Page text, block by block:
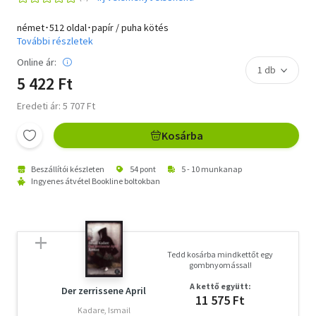
német･512 oldal･papír / puha kötés
További részletek
Online ár:
5 422 Ft
Eredeti ár: 5 707 Ft
Kosárba
Beszállítói készleten 54 pont
5 - 10 munkanap
Ingyenes átvétel Bookline boltokban
Der zerrissene April
Kadare, Ismail
Tedd kosárba mindkettőt egy
gombnyomással!
A kettő együtt:
11 575 Ft